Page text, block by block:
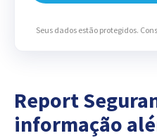
Report
informação
Seus dados estão protegidos.